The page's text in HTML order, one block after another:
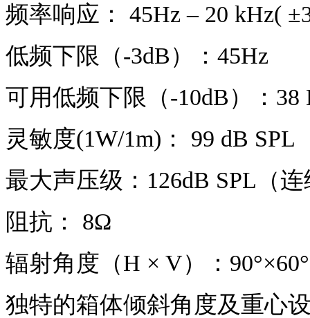
频率响应：
45Hz – 20 kHz(
低频下限（-3dB）：45Hz
可用低频下限（-10dB）：38
灵敏度(1W/1m)： 99 dB SPL
最大声压级： 126dB SPL（
阻抗：
8Ω
辐射角度（H × V）：90°×60°
独特的箱体倾斜角度及重心